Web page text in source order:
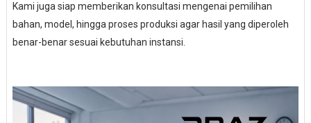
Kami juga siap memberikan konsultasi mengenai pemilihan
bahan, model, hingga proses produksi agar hasil yang diperoleh
benar-benar sesuai kebutuhan instansi.